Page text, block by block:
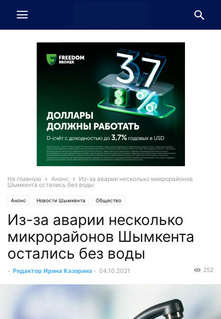
На главную Анонс
Из-за аварии несколько микрорайонов
Шымкента остались без воды
Анонс Новости Шымкента Общество
Из-за аварии несколько
микрорайонов Шымкента
остались без воды
- Редактор Ирина Казорина - 04.10.2021 252